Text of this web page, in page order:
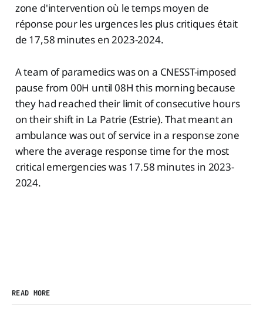
zone d'intervention où le temps moyen de
réponse pour les urgences les plus critiques était
de 17,58 minutes en 2023-2024.
A team of paramedics was on a CNESST-imposed
pause from 00H until 08H this morning because
they had reached their limit of consecutive hours
on their shift in La Patrie (Estrie). That meant an
ambulance was out of service in a response zone
where the average response time for the most
critical emergencies was 17.58 minutes in 2023-
2024.
READ MORE